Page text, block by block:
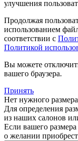
улучшения
Продолжая
использованием
соответствии с
Политикой
Вы можете
вашего браузера.
Принять
Нет нужного размера
Для определения
из наших салонов
Если вашего
о желании